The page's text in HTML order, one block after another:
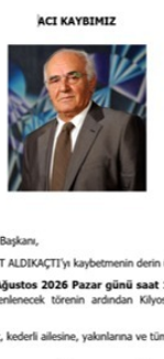
Solución ideal para
paredes y suelos.
Ideal para el
por suelo radiante.
Ideal para el
Ideal para
de calefacción por
opcional.